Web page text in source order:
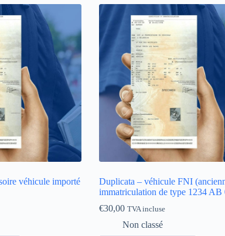
véhicule importé
Duplicata – véhicule FNI
immatriculation de type 1234 AB
€30,00 TVA incluse
Non classé